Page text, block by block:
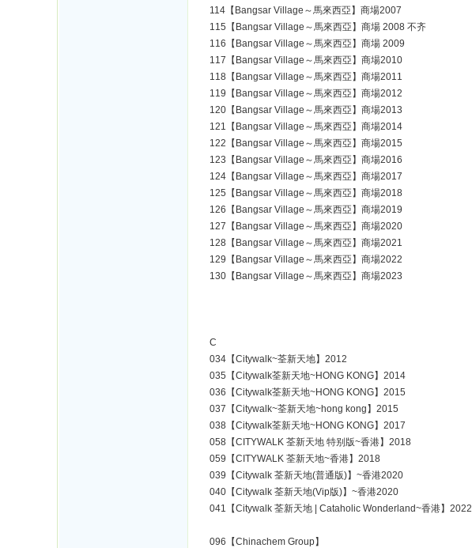
114【Bangsar Village～馬來西亞】商場2007
115【Bangsar Village～馬來西亞】商場 2008 不齐
116【Bangsar Village～馬來西亞】商場 2009
117【Bangsar Village～馬來西亞】商場2010
118【Bangsar Village～馬來西亞】商場2011
119【Bangsar Village～馬來西亞】商場2012
120【Bangsar Village～馬來西亞】商場2013
121【Bangsar Village～馬來西亞】商場2014
122【Bangsar Village～馬來西亞】商場2015
123【Bangsar Village～馬來西亞】商場2016
124【Bangsar Village～馬來西亞】商場2017
125【Bangsar Village～馬來西亞】商場2018
126【Bangsar Village～馬來西亞】商場2019
127【Bangsar Village～馬來西亞】商場2020
128【Bangsar Village～馬來西亞】商場2021
129【Bangsar Village～馬來西亞】商場2022
130【Bangsar Village～馬來西亞】商場2023
C
034【Citywalk~荃新天地】2012
035【Citywalk荃新天地~HONG KONG】2014
036【Citywalk荃新天地~HONG KONG】2015
037【Citywalk~荃新天地~hong kong】2015
038【Citywalk荃新天地~HONG KONG】2017
058【CITYWALK 荃新天地 特别版~香港】2018
059【CITYWALK 荃新天地~香港】2018
039【Citywalk 荃新天地(普通版)】~香港2020
040【Citywalk 荃新天地(Vip版)】~香港2020
041【Citywalk 荃新天地 | Cataholic Wonderland~香港】2022
096【Chinachem Group】